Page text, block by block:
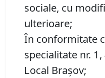
sociale, cu
ulterioare;
În conformitate
specialitate nr.
Local Braşov;